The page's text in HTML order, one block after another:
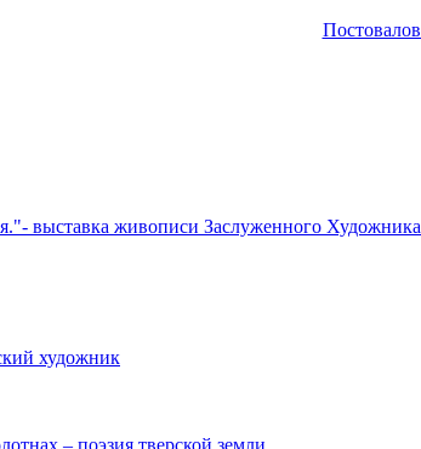
выставка живописи Заслуженного
художник
– поэзия тверской земли